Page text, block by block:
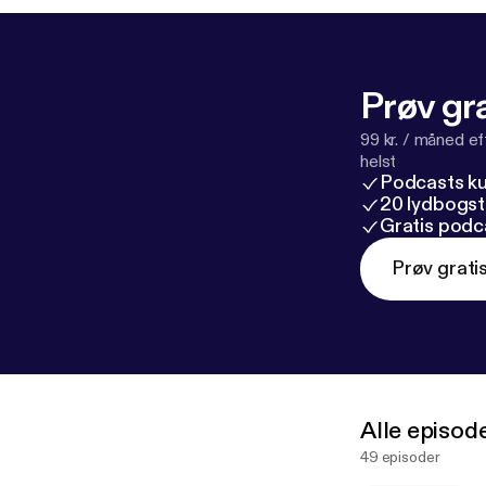
Prøv
99 kr. / måned
helst
Podcasts
20
Gratis
Prøv gratis
Alle
49 episoder